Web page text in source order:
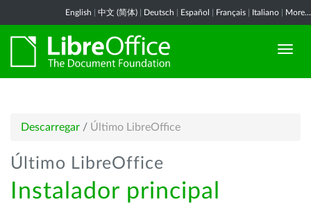
English 中文 (简体) Deutsch Español Français Italiano More...
Descarregar / Último LibreOffice
Último LibreOffice
Instalador principal